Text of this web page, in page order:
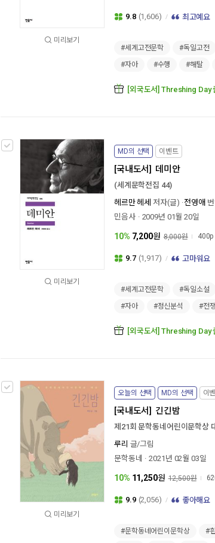
미리보기
9.8 (1,606) 최고예요
#세계고전문학 #독일고전
#자아
#수행 #해탈
[외국도서] Threshing Day
미리보기
MD의 선택 이벤트
[국내도서] 데미안
(세계문학전집 44)
헤르만 헤세 저자(글) 전영애
민음사
2009년 01월 20일
10% 7,200원 8,000원 400p
9.7 (1,917) 고마워요
#세계고전문학 #독일소설
#자아
#정신분석 #전쟁
[외국도서] Threshing Day
미리보기
오늘의 선택 MD의 선택 이
[국내도서] 긴긴밤
제21회 문학동네어린이문학상
루리 글/그림
문학동네
2021년 02월 03일
10% 11,250원 12,500원
9.9 (2,056) 좋아해요
#문학동네어린이문학상 #